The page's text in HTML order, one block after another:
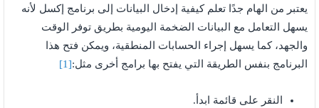
يعتبر من الهام جدًا تعلم كيفية إدخال البيانات إلى برنامج إكسل لأنه
يسهل التعامل مع البيانات الضخمة اليومية بطريق توفر الوقت
والجهد، كما يسهل إجراء الحسابات المنطقية، ويمكن فتح هذا
البرنامج بنفس الطريقة التي يفتح بها برامج أخرى مثل:[1]
النقر على قائمة ابدأ.